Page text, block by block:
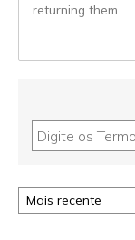
returning them.